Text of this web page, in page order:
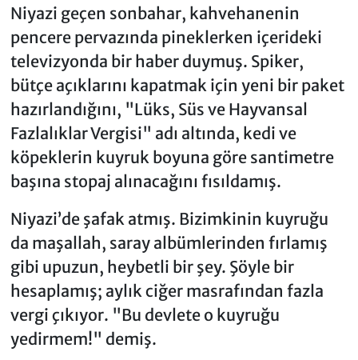
​Niyazi geçen sonbahar, kahvehanenin
pencere pervazında pineklerken içerideki
televizyonda bir haber duymuş. Spiker,
bütçe açıklarını kapatmak için yeni bir paket
hazırlandığını, "Lüks, Süs ve Hayvansal
Fazlalıklar Vergisi" adı altında, kedi ve
köpeklerin kuyruk boyuna göre santimetre
başına stopaj alınacağını fısıldamış.
​Niyazi’de şafak atmış. Bizimkinin kuyruğu
da maşallah, saray albümlerinden fırlamış
gibi upuzun, heybetli bir şey. Şöyle bir
hesaplamış; aylık ciğer masrafından fazla
vergi çıkıyor. "Bu devlete o kuyruğu
yedirmem!" demiş.